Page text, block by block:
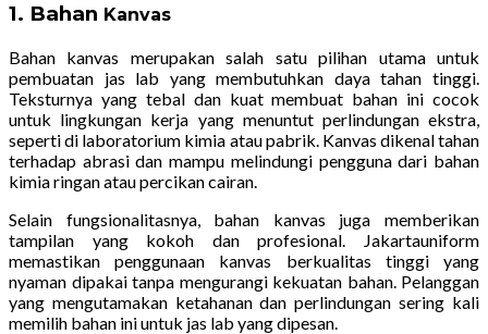
1. Bahan Kanvas
Bahan kanvas merupakan salah satu pilihan utama untuk
pembuatan jas lab yang membutuhkan daya tahan tinggi.
Teksturnya yang tebal dan kuat membuat bahan ini cocok
untuk lingkungan kerja yang menuntut perlindungan ekstra,
seperti di laboratorium kimia atau pabrik. Kanvas dikenal tahan
terhadap abrasi dan mampu melindungi pengguna dari bahan
kimia ringan atau percikan cairan.
Selain fungsionalitasnya, bahan kanvas juga memberikan
tampilan yang kokoh dan profesional. Jakartauniform
memastikan penggunaan kanvas berkualitas tinggi yang
nyaman dipakai tanpa mengurangi kekuatan bahan. Pelanggan
yang mengutamakan ketahanan dan perlindungan sering kali
memilih bahan ini untuk jas lab yang dipesan.